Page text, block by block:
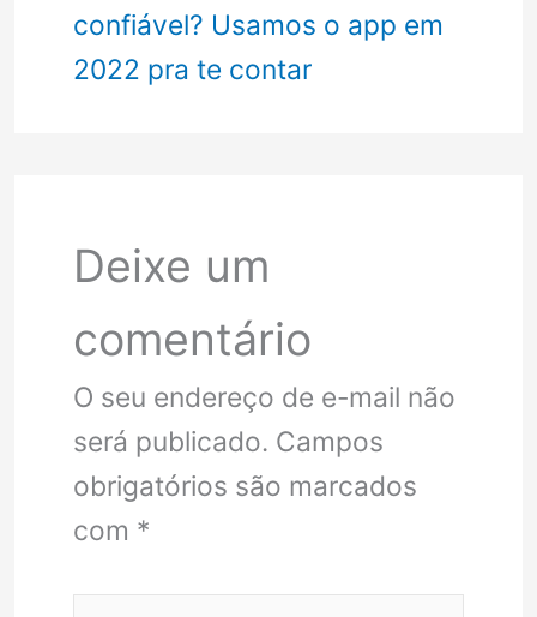
confiável? Usamos o app em
2022 pra te contar
Deixe um
comentário
O seu endereço de e-mail não
será publicado. Campos
obrigatórios são marcados
com *